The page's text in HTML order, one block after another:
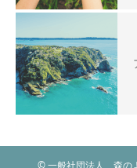
© 一般社団法人 森の